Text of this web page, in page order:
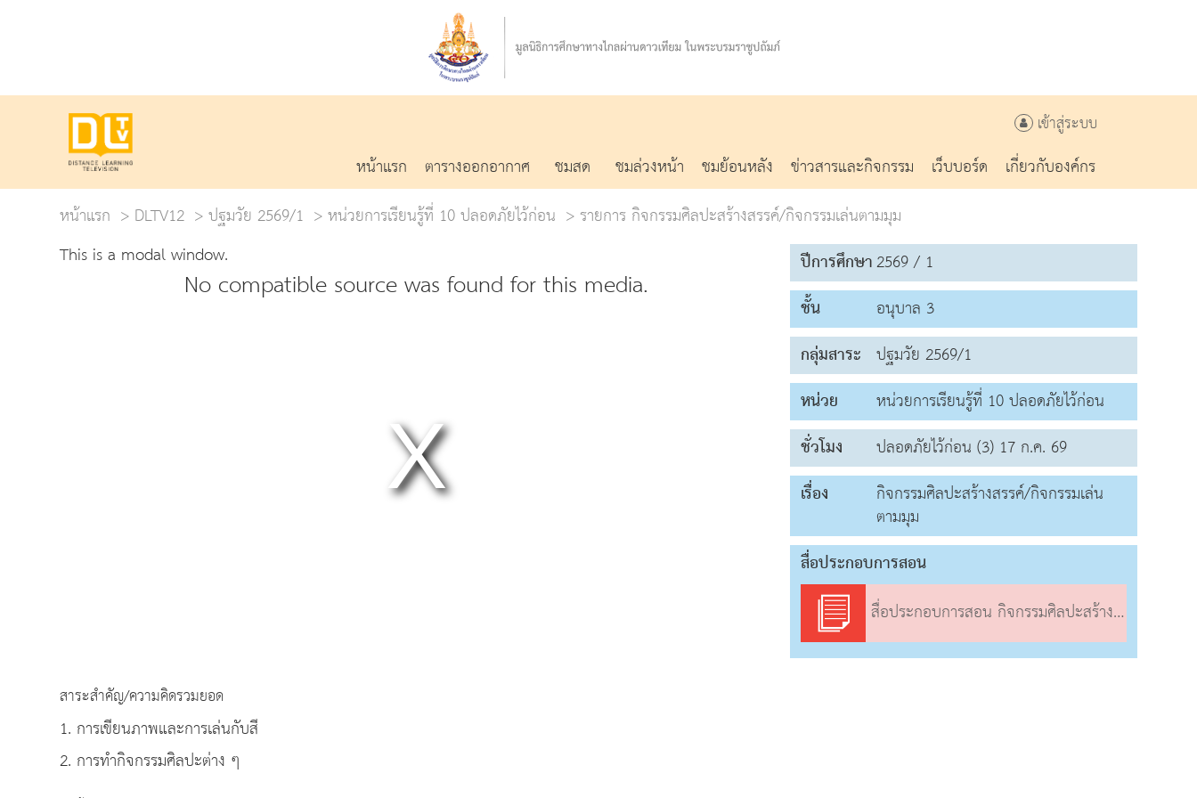
เข้าสู่ระบบ
หน้าแรก ตารางออกอากาศ ชมสด ชมล่วงหน้า ชมย้อนหลัง ข่าวสารและกิจกรรม เว็บบอร์ด
เกี่ยวกับองค์กร
หน้าแรก
DLTV12 ปฐมวัย 2569/1 หน่วยการเรียนรู้ที่ 10 ปลอดภัยไว้ก่อน
รายการ กิจกรรมศิลปะสร้างสรรค์/กิจกรรมเล่นตามมุม
This is a modal window.
No compatible source was found for this media.
สาระสำคัญ/ความคิดรวมยอด
1. การเขียนภาพและการเล่นกับสี
2. การทำกิจกรรมศิลปะต่าง ๆ
ปีการศึกษา2569 / 1
ชั้น
อนุบาล 3
กลุ่มสาระ ปฐมวัย 2569/1
หน่วย
หน่วยการเรียนรู้ที่ 10 ปลอดภัยไว้ก่อน
ชั่วโมง
ปลอดภัยไว้ก่อน (3) 17 ก.ค. 69
เรื่อง
กิจกรรมศิลปะสร้างสรรค์/กิจกรรมเล่น
ตามมุม
สื่อประกอบการสอน
สื่อประกอบการสอน กิจกรรมศิลปะสร้างสรรค์/กิจกรรมเล่นตามมุม